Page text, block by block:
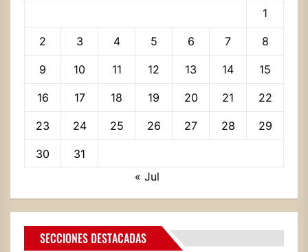
1
2 3 4 5 6 7 8
9 10 11 12 13 14 15
16 17 18 19 20 21 22
23 24 25 26 27 28 29
30
31
« Jul
SECCIONES DESTACADAS